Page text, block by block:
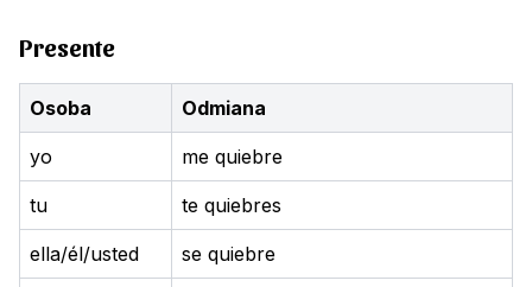
Presente
Osoba Odmiana
yo me quiebre
tu te quiebres
ella/él/usted se quiebre